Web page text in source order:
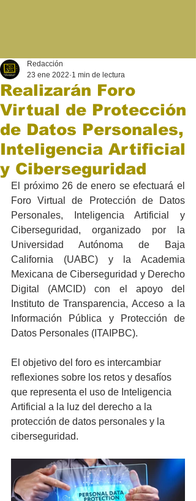
Realizarán Foro
Virtual de Protección
de Datos Personales,
Inteligencia Artificial
y Ciberseguridad
Redacción
23 ene 2022 1 min de lectura
El próximo 26 de enero se efectuará el
Foro Virtual de Protección de Datos
Personales, Inteligencia Artificial y
Ciberseguridad, organizado por la
Universidad Autónoma de Baja
California (UABC) y la Academia
Mexicana de Ciberseguridad y Derecho
Digital (AMCID) con el apoyo del
Instituto de Transparencia, Acceso a la
Información Pública y Protección de
Datos Personales (ITAIPBC).
El objetivo del foro es intercambiar
reflexiones sobre los retos y desafíos
que representa el uso de Inteligencia
Artificial a la luz del derecho a la
protección de datos personales y la
ciberseguridad.